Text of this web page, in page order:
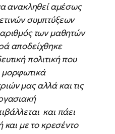
ανακληθεί αμέσως
συμπτύξεων
των μαθητών
αποδείχθηκε
πολιτική που
μορφωτικά
μας αλλά και τις
και πάει
και με το κρεσέντο